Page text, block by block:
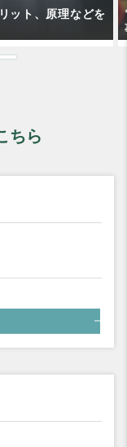
になれるのか？仕
ちら